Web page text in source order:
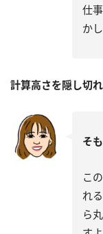
仕
か
計算高さを隠し切
そ
こ
れ
ら